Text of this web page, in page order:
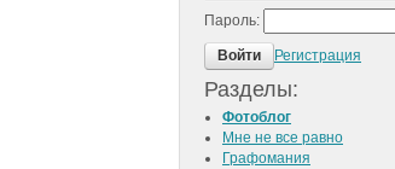
Пароль:
Войти Регистрация
Разделы:
Фотоблог
Мне не все равно
Графомания